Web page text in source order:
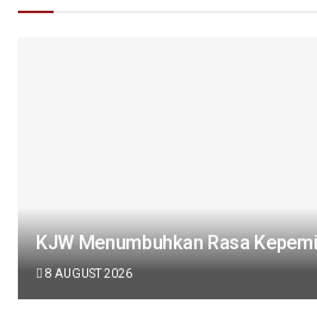
KJW Menumbuhkan Rasa
8 AUGUST 2026